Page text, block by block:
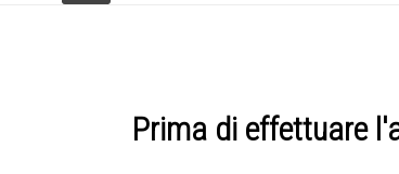
Prima di effettuare